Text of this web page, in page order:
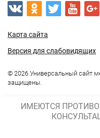
Карта сайта
Версия для слабовидящих
© 2026 Универсальный сайт
защищены.
Мибок:
ИМЕЮТСЯ